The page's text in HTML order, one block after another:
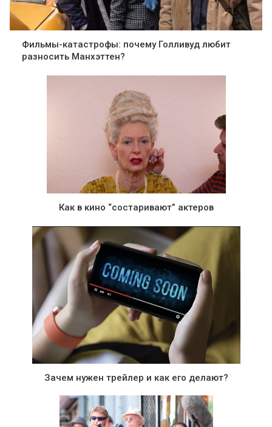
Фильмы-катастрофы: почему Голливуд любит
разносить Манхэттен?
Как в кино “состаривают” актеров
Зачем нужен трейлер и как его делают?